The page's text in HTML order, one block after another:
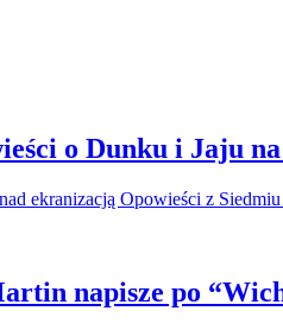
o Dunku i Jaju
ekranizacją Opowieści z
napisze po